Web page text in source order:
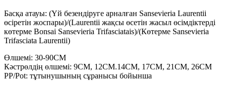
Басқа атауы: (Үй безендіруге арналған Sansevieria Laurentii
өсіретін жоспары)/(Laurentii жақсы өсетін жасыл өсімдіктерді
көтерме Bonsai Sansevieria Trifasciatais)/(Көтерме Sansevieria
Trifasciata Laurentii)
Өлшемі: 30-90CM
Кәстрөлдің өлшемі: 9CM, 12CM.14CM, 17CM, 21CM, 26CM
PP/Pot: тұтынушының сұранысы бойынша